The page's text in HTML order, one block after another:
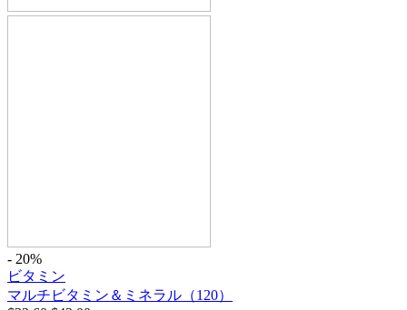
- 20%
ビタミン
マルチビタミン＆ミネラル（120）